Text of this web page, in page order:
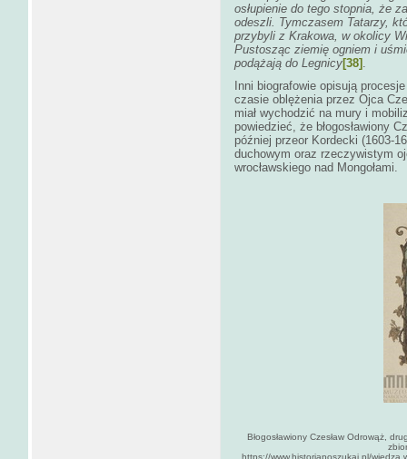
osłupienie do tego stopnia, że
odeszli. Tymczasem Tatarzy,
przybyli z Krakowa, w okolicy
Pustosząc ziemię ogniem i
podążają do Legnicy[38] .
Inni biografowie opisują
czasie oblężenia przez Ojca
miał wychodzić na mury i
powiedzieć, że błogosławiony
później przeor Kordecki (1603-
duchowym oraz rzeczywistym
wrocławskiego nad Mongołami.
Błogosławiony Czesław Odrowąż,
https://www.historiaposzukaj.pl/